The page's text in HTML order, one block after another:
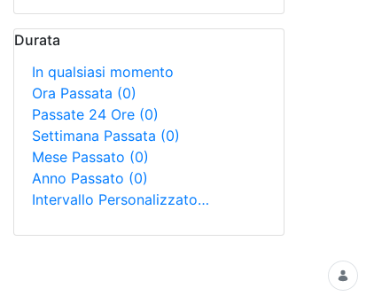
Durata
In qualsiasi momento
Ora Passata (0)
Passate 24 Ore (0)
Settimana Passata (0)
Mese Passato (0)
Anno Passato (0)
Intervallo Personalizzato…